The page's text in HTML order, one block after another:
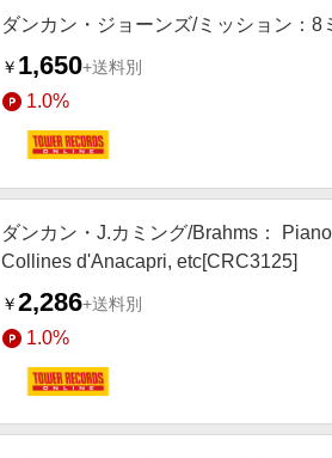
ダンカン・ジョーンズ/ミッション：8
￥ 1,650+送料別
1.0%
ダンカン・J.カミング/Brahms：
Collines d'Anacapri, etc[CRC3125]
￥2,286+送料別
1.0%